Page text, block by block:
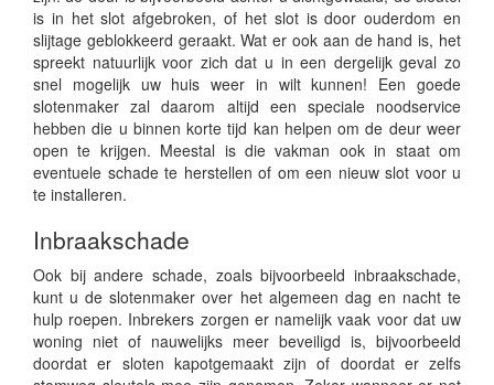
is in het slot afgebroken, of het slot is door ouderdom en
slijtage geblokkeerd geraakt. Wat er ook aan de hand is, het
spreekt natuurlijk voor zich dat u in een dergelijk geval zo
snel mogelijk uw huis weer in wilt kunnen! Een goede
slotenmaker zal daarom altijd een speciale noodservice
hebben die u binnen korte tijd kan helpen om de deur weer
open te krijgen. Meestal is die vakman ook in staat om
eventuele schade te herstellen of om een nieuw slot voor u
te installeren.
Inbraakschade
Ook bij andere schade, zoals bijvoorbeeld inbraakschade,
kunt u de slotenmaker over het algemeen dag en nacht te
hulp roepen. Inbrekers zorgen er namelijk vaak voor dat uw
woning niet of nauwelijks meer beveiligd is, bijvoorbeeld
doordat er sloten kapotgemaakt zijn of doordat er zelfs